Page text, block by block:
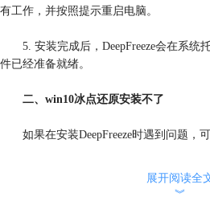
有工作，并按照提示重启电脑。
5. 安装完成后，DeepFreeze会在系统
件已经准备就绪。
二、win10冰点还原安装不了
如果在安装DeepFreeze时遇到问题，可
展开阅读全
︾